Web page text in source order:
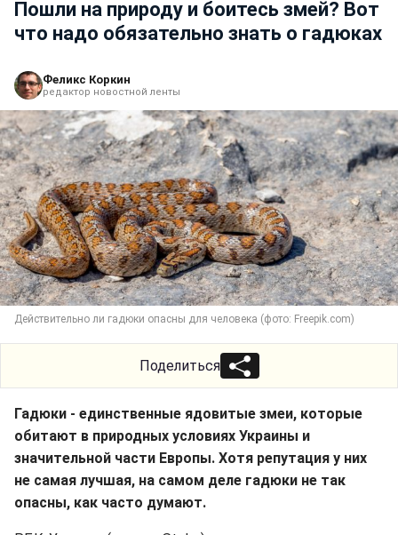
Пошли на природу и боитесь змей? Вот
что надо обязательно знать о гадюках
Феликс Коркин
редактор новостной ленты
Действительно ли гадюки опасны для человека (фото: Freepik.com)
Поделиться
Гадюки - единственные ядовитые змеи, которые
обитают в природных условиях Украины и
значительной части Европы. Хотя репутация у них
не самая лучшая, на самом деле гадюки не так
опасны, как часто думают.